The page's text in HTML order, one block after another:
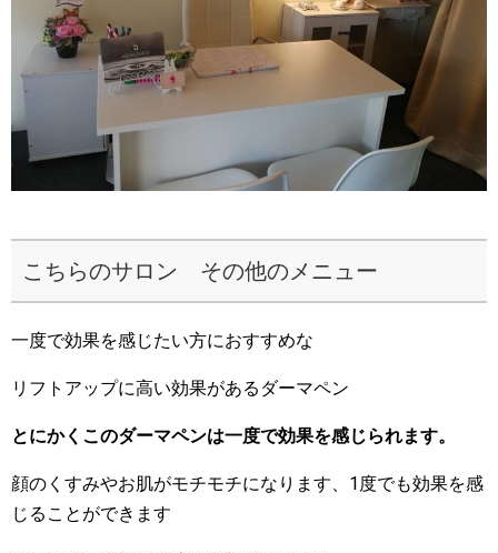
こちらのサロン その他のメニュー
一度で効果を感じたい方におすすめな
リフトアップに高い効果があるダーマペン
とにかくこのダーマペンは一度で効果を感じられます。
顔のくすみやお肌がモチモチになります、1度でも効果を感
じることができます